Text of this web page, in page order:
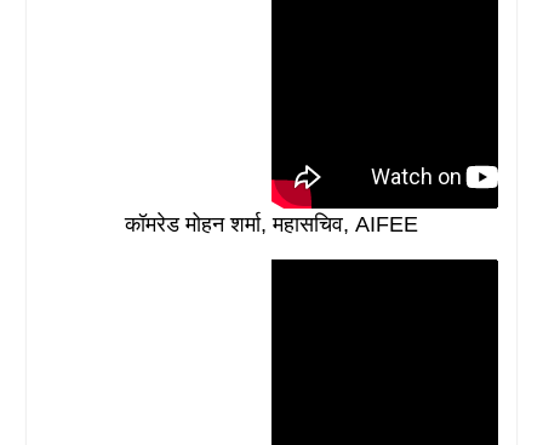
कॉमरेड मोहन शर्मा, महासचिव, AIFEE